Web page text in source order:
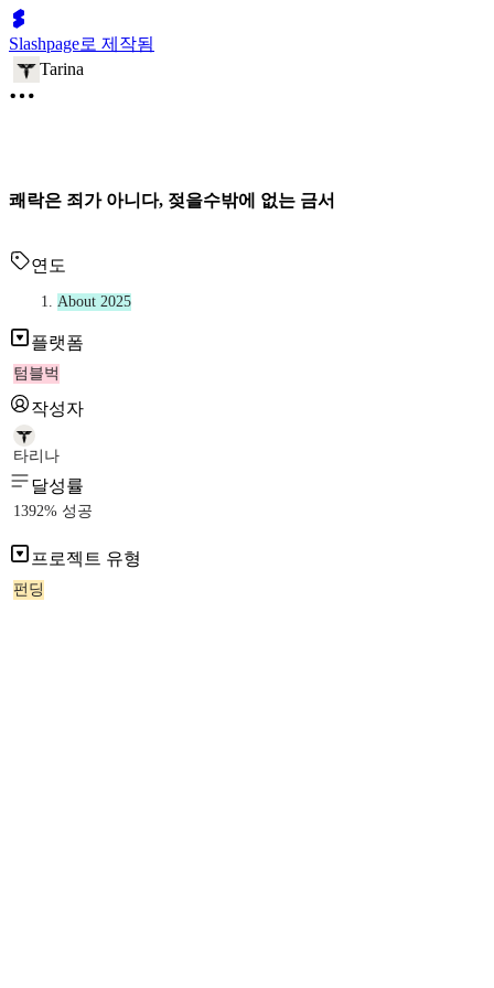
Slashpage로 제작됨
Tarina
쾌락은 죄가 아니다, 젖을수밖에 없는 금서
연도
About 2025
플랫폼
텀블벅
작성자
타리나
달성률
1392% 성공
프로젝트 유형
펀딩